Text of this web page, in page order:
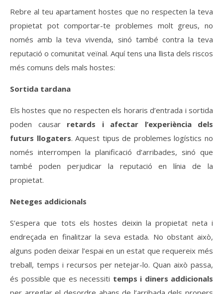
Rebre al teu apartament hostes que no respecten la teva
propietat pot comportar-te problemes molt greus, no
només amb la teva vivenda, sinó també contra la teva
reputació o comunitat veïnal. Aquí tens una llista dels riscos
més comuns dels mals hostes:
Sortida tardana
Els hostes que no respecten els horaris d’entrada i sortida
poden causar retards i afectar l’experiència dels
futurs llogaters. Aquest tipus de problemes logístics no
només interrompen la planificació d’arribades, sinó que
també poden perjudicar la reputació en línia de la
propietat.
Neteges addicionals
S’espera que tots els hostes deixin la propietat neta i
endreçada en finalitzar la seva estada. No obstant això,
alguns poden deixar l’espai en un estat que requereix més
treball, temps i recursos per netejar-lo. Quan això passa,
és possible que es necessiti temps i diners addicionals